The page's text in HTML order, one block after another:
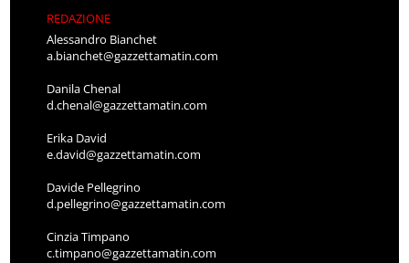
REDAZIONE
Alessandro Bianchet
a.bianchet@gazzettamatin.com
Danila Chenal
d.chenal@gazzettamatin.com
Erika David
e.david@gazzettamatin.com
Davide Pellegrino
d.pellegrino@gazzettamatin.com
Cinzia Timpano
c.timpano@gazzettamatin.com